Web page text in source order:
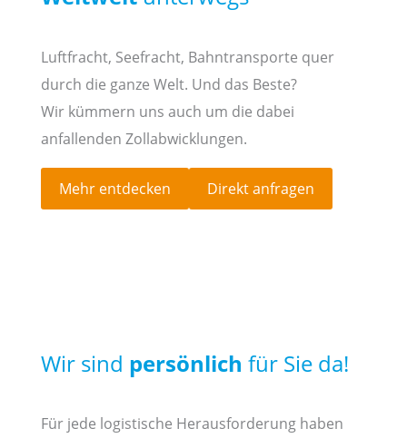
Luftfracht, Seefracht, Bahntransporte quer
durch die ganze Welt. Und das Beste?
Wir kümmern uns auch um die dabei
anfallenden Zollabwicklungen.
Mehr entdecken Direkt anfragen
Wir sind persönlich für Sie da!
Für jede logistische Herausforderung haben